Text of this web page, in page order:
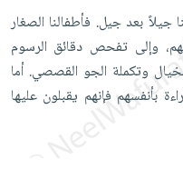
جيلاً بعد جيل. فأطفالنا الصغار
وإلى تفحص دقائق الرسوم
وتكملة الجو القصصي. أما
بأنفسهم فإنهم يقبلون عليها